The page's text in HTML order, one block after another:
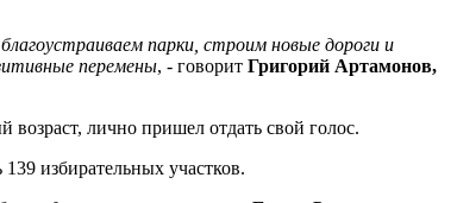
парки, строим новые дороги и
перемены, - говорит Григорий Артамонов,
лично пришел отдать свой голос.
избирательных участков.